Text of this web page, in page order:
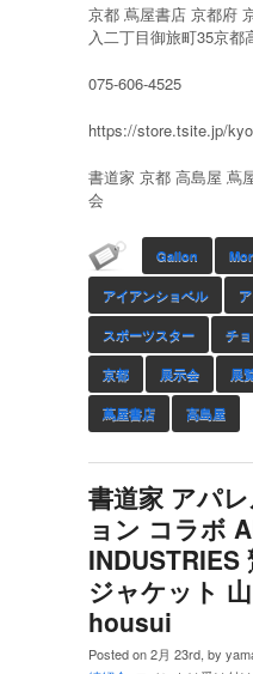
京都 蔦屋書店 京都府
入二丁目御旅町35京
075-606-4525
https://store.tsite.jp/
書道家 京都 高島屋 蔦
会
Gallon
アイアンショベル
スポーツスター チ
京都 展示会 展
蔦屋書店 高島屋
書道家 アパ
ョン コラボ
INDUSTRIES
ジャケット
housui
Posted on 2月 23rd, by